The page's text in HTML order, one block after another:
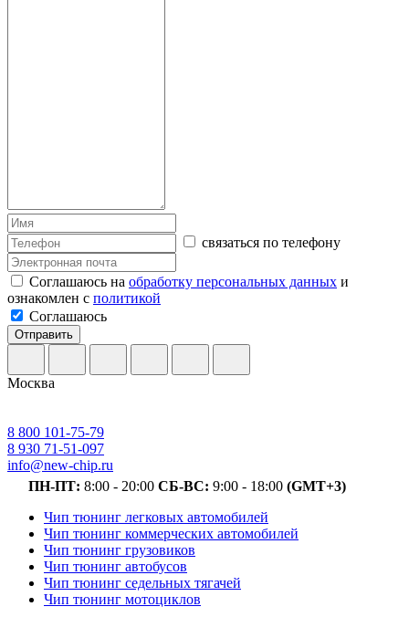
связаться по телефону
Соглашаюсь на обработку персональных данных и
ознакомлен с политикой
Соглашаюсь
Отправить
Москва
8 800 101-75-79
8 930 71-51-097
info@new-chip.ru
ПН-ПТ: 8:00 - 20:00 СБ-ВС: 9:00 - 18:00 (GMT+3)
Чип тюнинг легковых автомобилей
Чип тюнинг коммерческих автомобилей
Чип тюнинг грузовиков
Чип тюнинг автобусов
Чип тюнинг седельных тягачей
Чип тюнинг мотоциклов